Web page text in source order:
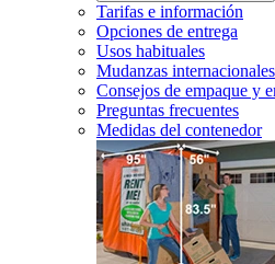
Tarifas e información
Opciones de entrega
Usos habituales
Mudanzas internacionales
Consejos de empaque y
Preguntas frecuentes
Medidas del contenedor